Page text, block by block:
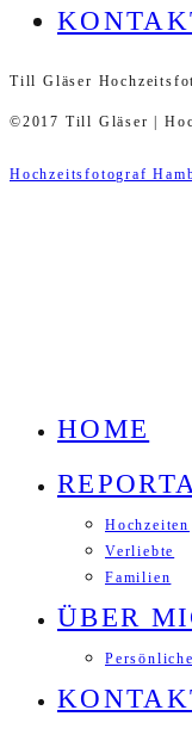
Till Gläser
©2017 Till Gläser |
Hochzeitsfotograf
HOME
Hochzeiten
Verliebte
Familien
ÜBER